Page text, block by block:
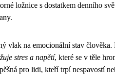
ložnice s dostatkem denního
vlak na emocionální stav člověka.
stres a napětí, které se v těle
pro lidi, kteří trpí nespavostí